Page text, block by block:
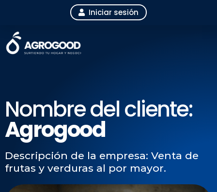
Iniciar sesión
Nombre del cliente:
Agrogood
Descripción de la empresa: Venta de
frutas y verduras al por mayor.